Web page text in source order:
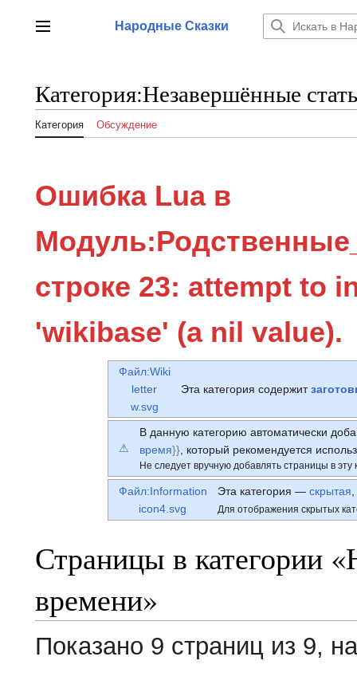
содержаниюГлавное менюНародные Сказки
Категория:Незавершённые
Категория Обсуждение
Ошибка Lua в
строке 23: attempt to
'wikibase' (a nil value).
Файл:Wiki
letter
w.svg
Эта категория содержит
⚠
В данную категорию автоматически
время}}, который рекомендуется
Не следует вручную добавлять страницы в эту
Файл:Information
icon4.svg
Эта категория — скрытая
Для отображения скрытых
Страницы в категории
времени»
Показано 9 страниц из 9,